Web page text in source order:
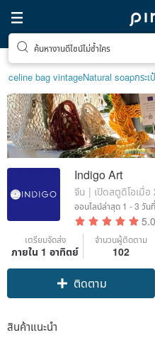
ค้นหางานดีไซน์ไม่ซ้ำใคร
celine bag vintageNatural soapกระเ
Indigo Art
จีน | เปิดสตูดิโอเมื่อ
ออนไลน์ล่าสุด 1 - 3 วัน
5.0
เตรียมจัดส่ง
ภายใน 1 อาทิตย์
จำนวนผู้ติดตาม
102
Claim coupon
สินค้าแนะนำ